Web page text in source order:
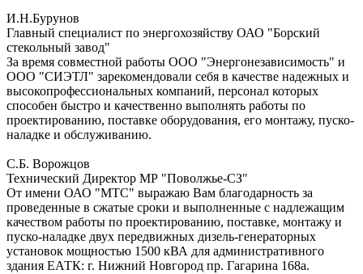
И.Н.Бурунов
Главный специалист по энергохозяйству ОАО "Борский
стекольный завод"
За время совместной работы ООО "Энергонезависимость" и
ООО "СИЭТЛ" зарекомендовали себя в качестве надежных и
высокопрофессиональных компаний, персонал которых
способен быстро и качественно выполнять работы по
проектированию, поставке оборудования, его монтажу, пуско-
наладке и обслуживанию.
С.Б. Ворожцов
Технический Директор МР "Поволжье-СЗ"
От имени ОАО "МТС" выражаю Вам благодарность за
проведенные в сжатые сроки и выполненные с надлежащим
качеством работы по проектированию, поставке, монтажу и
пуско-наладке двух передвижных дизель-генераторных
установок мощностью 1500 кВА для административного
здания ЕАТК: г. Нижний Новгород пр. Гагарина 168а.